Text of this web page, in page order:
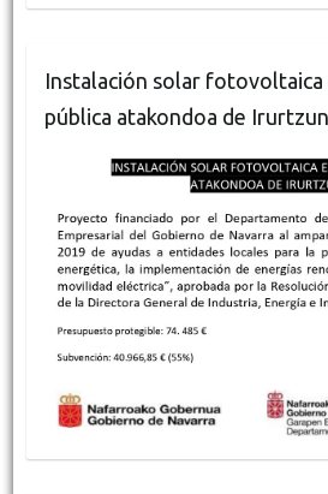
Instalación solar fotovoltaica
pública atakondoa de Irurtzun